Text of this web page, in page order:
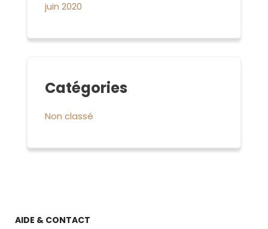
juin 2020
Catégories
Non classé
AIDE & CONTACT